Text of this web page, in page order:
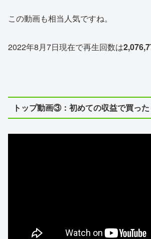
この動画も相当人気ですね。
2022年8月7日現在で再生回数は
トップ動画③：初めての収益で買っ